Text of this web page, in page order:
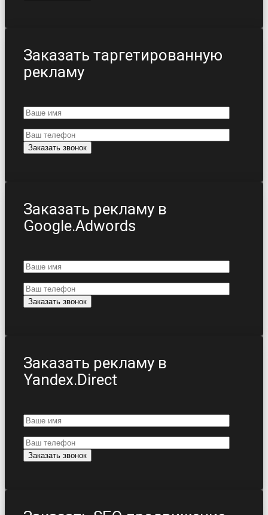
Заказать таргетированную
рекламу
Заказать рекламу в
Google.Adwords
Заказать рекламу в
Yandex.Direct